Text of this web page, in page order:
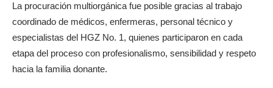
La procuración multiorgánica fue posible gracias al trabajo
coordinado de médicos, enfermeras, personal técnico y
especialistas del HGZ No. 1, quienes participaron en cada
etapa del proceso con profesionalismo, sensibilidad y respeto
hacia la familia donante.